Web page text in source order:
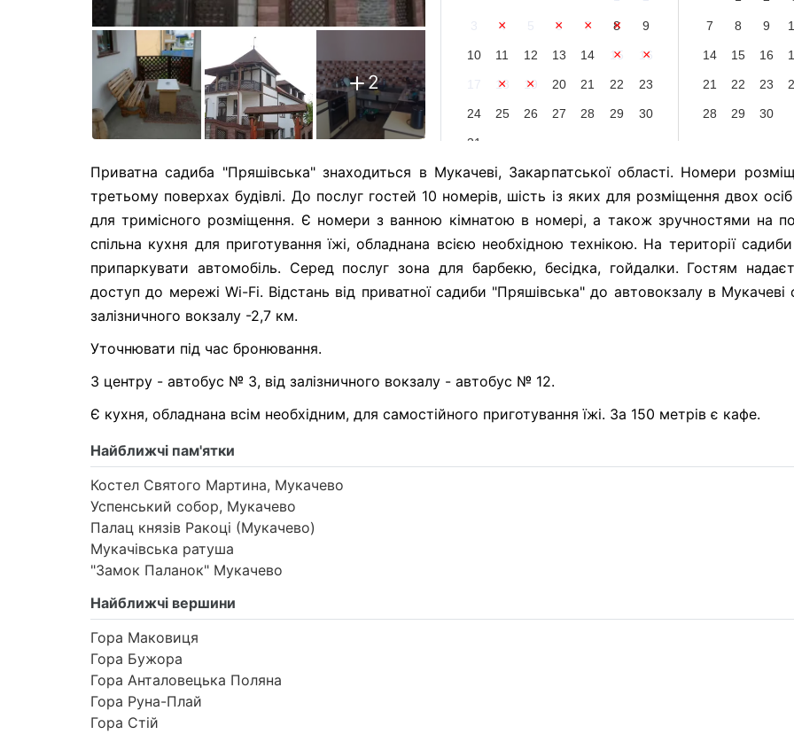
2
4 6 7 8 9
10 11 12 13 14 15 16
18 19 20 21 22 23
24 25 26 27 28 29 30
31
7 8 9
14 15 16
21 22 23
28 29 30
Приватна садиба "Пряшівська" знаходиться в Мукачеві, Закарпатської області. Номери
третьому поверхах будівлі. До послуг гостей 10 номерів, шість із яких для розміщення двох
для тримісного розміщення. Є номери з ванною кімнатою в номері, а також зручностями на
спільна кухня для приготування їжі, обладнана всією необхідною технікою. На території
припаркувати автомобіль. Серед послуг зона для барбекю, бесідка, гойдалки. Гостям
доступ до мережі Wi-Fi. Відстань від приватної садиби "Пряшівська" до автовокзалу в
залізничного вокзалу -2,7 км.
Уточнювати під час бронювання.
З центру - автобус № 3, від залізничного вокзалу - автобус № 12.
Є кухня, обладнана всім необхідним, для самостійного приготування їжі. За 150 метрів є кафе.
Найближчі пам'ятки
Костел Святого Мартина, Мукачево
Успенський собор, Мукачево
Палац князів Ракоці (Мукачево)
Мукачівська ратуша
"Замок Паланок" Мукачево
Найближчі вершини
Гора Маковиця
Гора Бужора
Гора Анталовецька Поляна
Гора Руна-Плай
Гора Стій